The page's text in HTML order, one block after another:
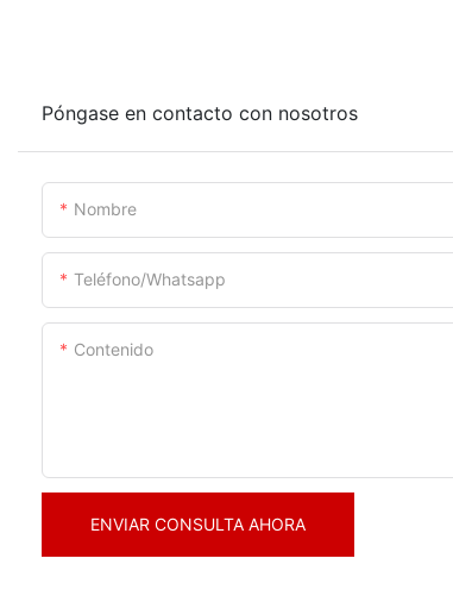
Póngase en contacto con nosotros
Nombre
Teléfono/whatsapp
Contenido
ENVIAR CONSULTA AHORA